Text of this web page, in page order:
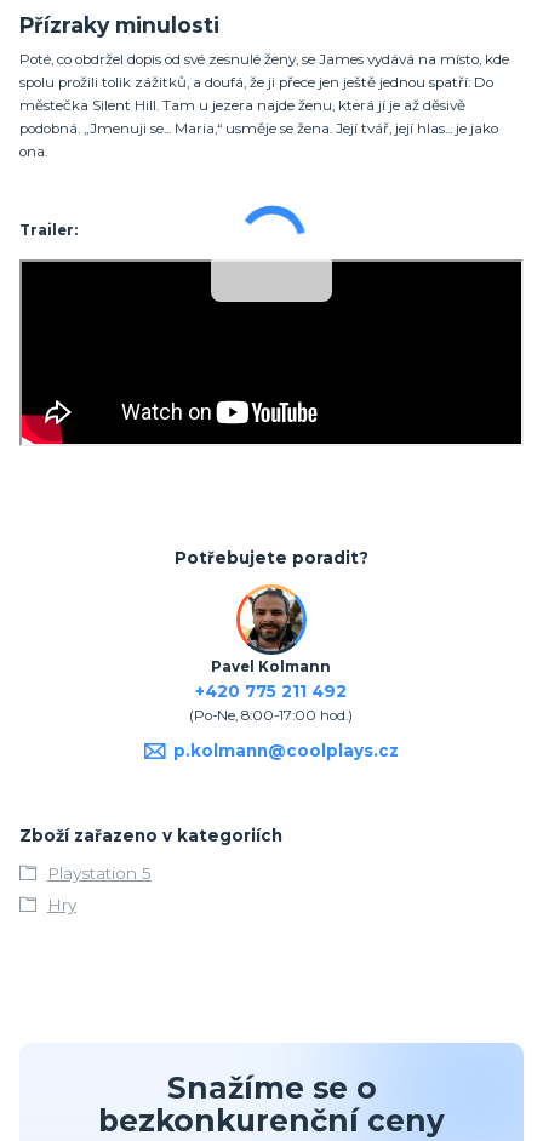
Přízraky minulosti
Poté, co obdržel dopis od své zesnulé ženy, se James vydává na místo, kde
spolu prožili tolik zážitků, a doufá, že ji přece jen ještě jednou spatří: Do
městečka Silent Hill. Tam u jezera najde ženu, která jí je až děsivě
podobná. „Jmenuji se... Maria,“ usměje se žena. Její tvář, její hlas... je jako
ona.
Trailer:
Potřebujete poradit?
Pavel Kolmann
+420 775 211 492
(Po-Ne, 8:00-17:00 hod.)
p.kolmann@coolplays.cz
Zboží zařazeno v kategoriích
Playstation 5
Hry
Snažíme se o
bezkonkurenční ceny